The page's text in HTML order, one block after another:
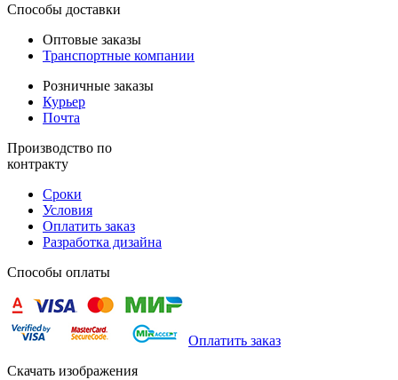
Способы доставки
Оптовые заказы
Транспортные компании
Розничные заказы
Курьер
Почта
Производство по
контракту
Сроки
Условия
Оплатить заказ
Разработка дизайна
Способы оплаты
Оплатить заказ
Скачать изображения